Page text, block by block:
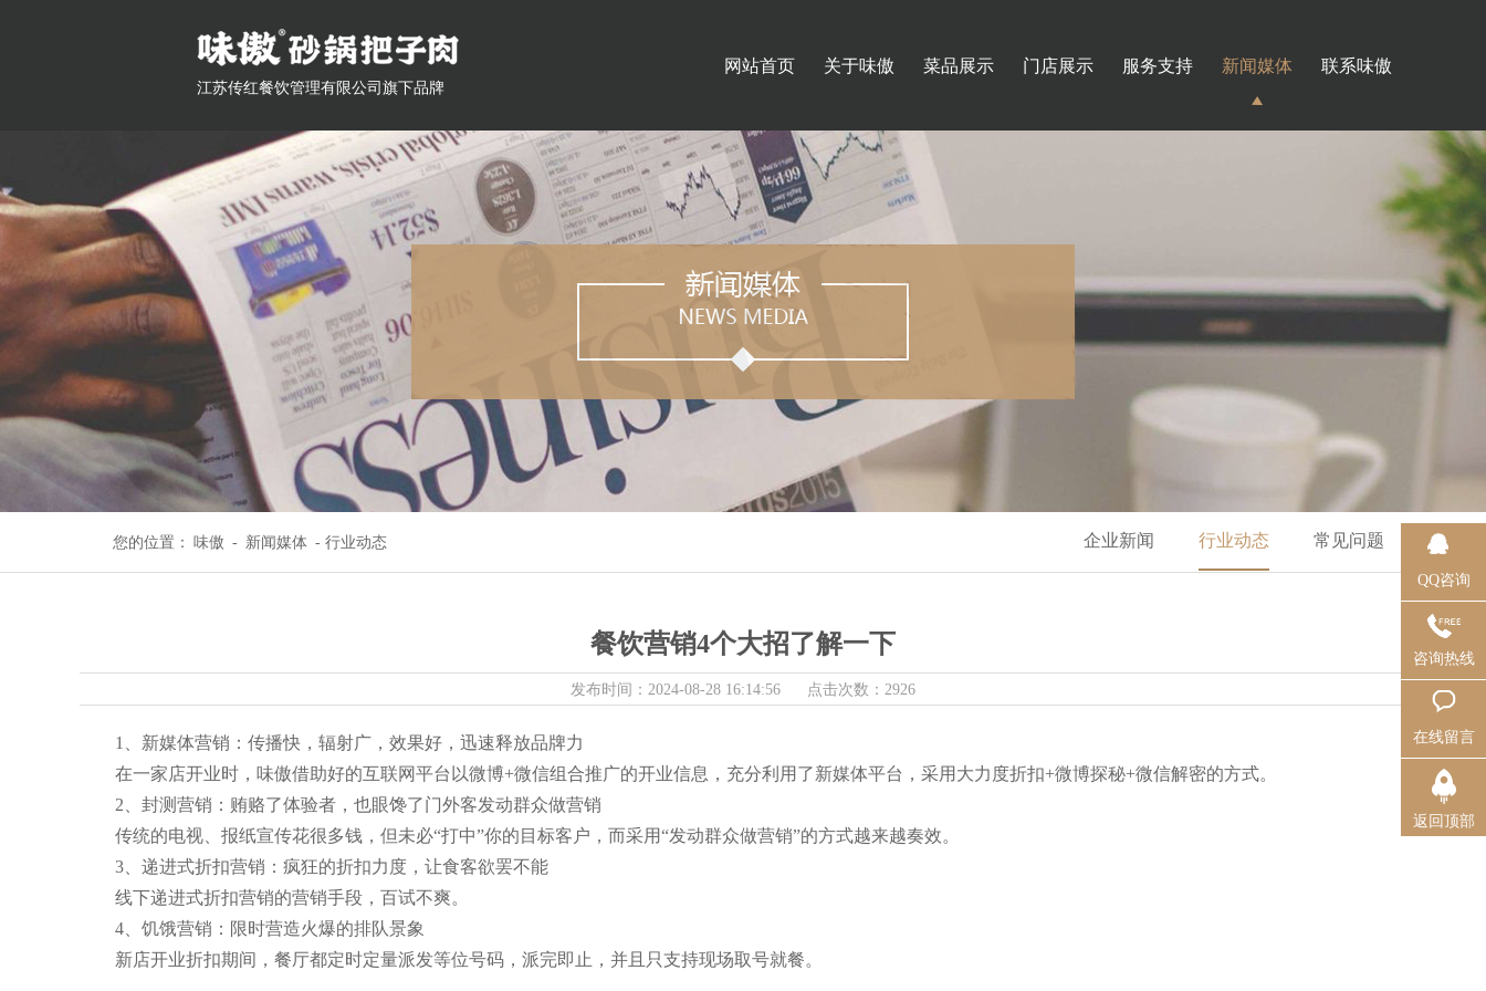
江苏传红餐饮管理有限公司旗下品牌
网站首页 关于味傲 菜品展示 门店展示 服务支持 新闻媒体 联系味傲
您的位置： 味傲 - 新闻媒体 - 行业动态 企业新闻 行业动态 常见问题
餐饮营销4个大招了解一下
发布时间：2024-08-28 16:14:56 点击次数：2926
1、新媒体营销：传播快，辐射广，效果好，迅速释放品牌力
在一家店开业时，味傲借助好的互联网平台以微博+微信组合推广的开业信息，充分利用了新媒体平台，采用大力度折扣+微博探秘+微信解密的方式。
2、封测营销：贿赂了体验者，也眼馋了门外客发动群众做营销
传统的电视、报纸宣传花很多钱，但未必“打中”你的目标客户，而采用“发动群众做营销”的方式越来越奏效。
3、递进式折扣营销：疯狂的折扣力度，让食客欲罢不能
线下递进式折扣营销的营销手段，百试不爽。
4、饥饿营销：限时营造火爆的排队景象
新店开业折扣期间，餐厅都定时定量派发等位号码，派完即止，并且只支持现场取号就餐。
QQ咨询
咨询热线
在线留言
返回顶部